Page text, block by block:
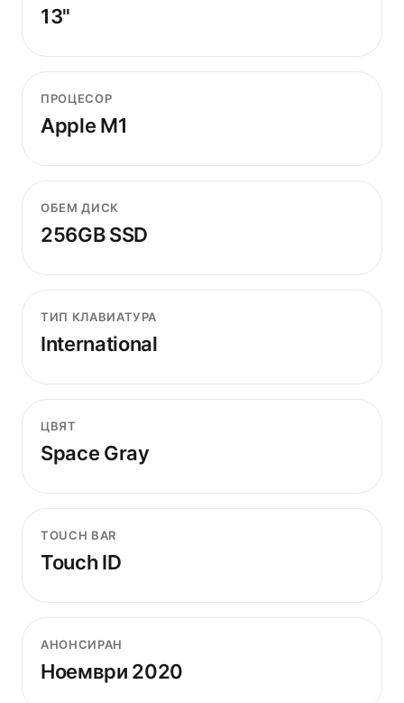
13"
ПРОЦЕСОР
Apple M1
ОБЕМ ДИСК
256GB SSD
ТИП КЛАВИАТУРА
International
ЦВЯТ
Space Gray
TOUCH BAR
Touch ID
АНОНСИРАН
Ноември 2020